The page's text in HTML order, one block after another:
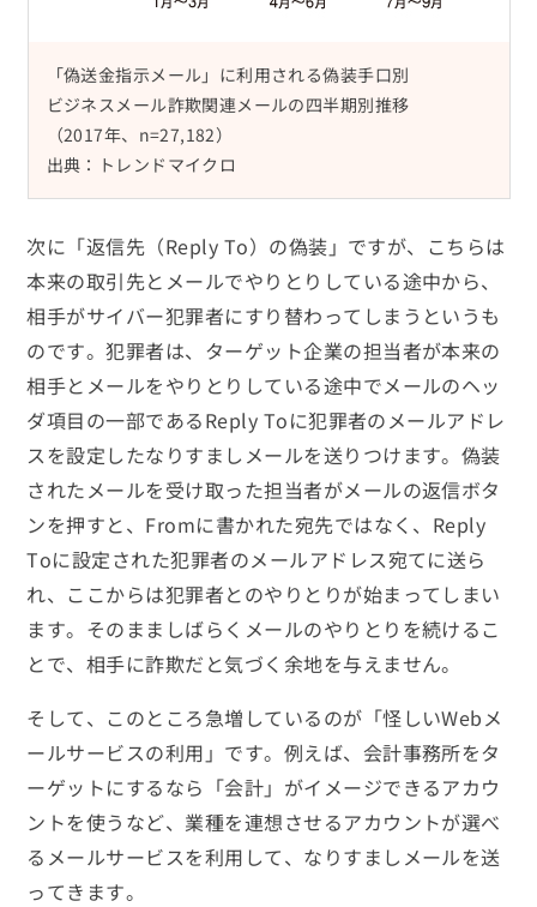
「偽送金指示メール」に利用される偽装手口別
ビジネスメール詐欺関連メールの四半期別推移
（2017年、n=27,182）
出典：トレンドマイクロ
次に「返信先（Reply To）の偽装」ですが、こちらは
本来の取引先とメールでやりとりしている途中から、
相手がサイバー犯罪者にすり替わってしまうというも
のです。犯罪者は、ターゲット企業の担当者が本来の
相手とメールをやりとりしている途中でメールのヘッ
ダ項目の一部であるReply Toに犯罪者のメールアドレ
スを設定したなりすましメールを送りつけます。偽装
されたメールを受け取った担当者がメールの返信ボタ
ンを押すと、Fromに書かれた宛先ではなく、Reply
Toに設定された犯罪者のメールアドレス宛てに送ら
れ、ここからは犯罪者とのやりとりが始まってしまい
ます。そのまましばらくメールのやりとりを続けるこ
とで、相手に詐欺だと気づく余地を与えません。
そして、このところ急増しているのが「怪しいWebメ
ールサービスの利用」です。例えば、会計事務所をタ
ーゲットにするなら「会計」がイメージできるアカウ
ントを使うなど、業種を連想させるアカウントが選べ
るメールサービスを利用して、なりすましメールを送
ってきます。